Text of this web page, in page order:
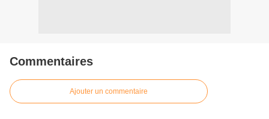
Commentaires
Ajouter un commentaire